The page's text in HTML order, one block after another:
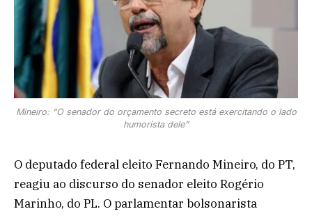
Mineiro: “O senador do orçamento secreto está exercitando o lado
humorista dele”
O deputado federal eleito Fernando Mineiro, do PT,
reagiu ao discurso do senador eleito Rogério
Marinho, do PL. O parlamentar bolsonarista